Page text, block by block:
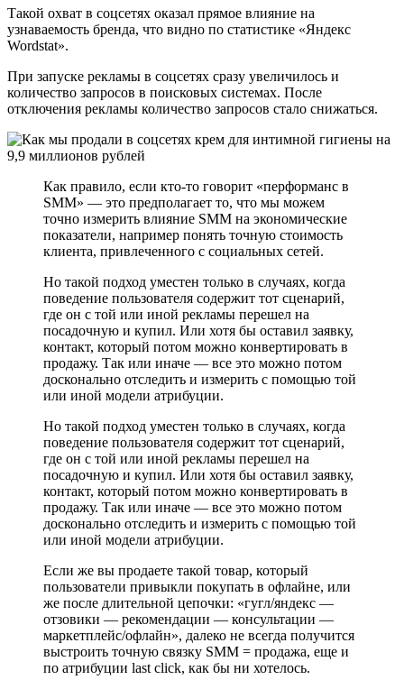
Такой охват в соцсетях оказал прямое влияние на
узнаваемость бренда, что видно по статистике «Яндекс
Wordstat».
При запуске рекламы в соцсетях сразу увеличилось и
количество запросов в поисковых системах. После
отключения рекламы количество запросов стало снижаться.
Как правило, если кто-то говорит «перформанс в
SMM» — это предполагает то, что мы можем
точно измерить влияние SMM на экономические
показатели, например понять точную стоимость
клиента, привлеченного с социальных сетей.
Но такой подход уместен только в случаях, когда
поведение пользователя содержит тот сценарий,
где он с той или иной рекламы перешел на
посадочную и купил. Или хотя бы оставил заявку,
контакт, который потом можно конвертировать в
продажу. Так или иначе — все это можно потом
досконально отследить и измерить с помощью той
или иной модели атрибуции.
Но такой подход уместен только в случаях, когда
поведение пользователя содержит тот сценарий,
где он с той или иной рекламы перешел на
посадочную и купил. Или хотя бы оставил заявку,
контакт, который потом можно конвертировать в
продажу. Так или иначе — все это можно потом
досконально отследить и измерить с помощью той
или иной модели атрибуции.
Если же вы продаете такой товар, который
пользователи привыкли покупать в офлайне, или
же после длительной цепочки: «гугл/яндекс —
отзовики — рекомендации — консультации —
маркетплейс/офлайн», далеко не всегда получится
выстроить точную связку SMM = продажа, еще и
по атрибуции last click, как бы ни хотелось.